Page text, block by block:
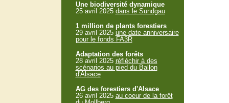
Une biodiversité dynamique
25 avril 2025 dans le Sundgau
1 million de plants forestiers
29 avril 2025 une date anniversaire
pour le fonds FA3R
Adaptation des forêts
28 avril 2025 réfléchir à des
scénarios au pied du Ballon
d'Alsace
AG des forestiers d'Alsace
26 avril 2025 au coeur de la forêt